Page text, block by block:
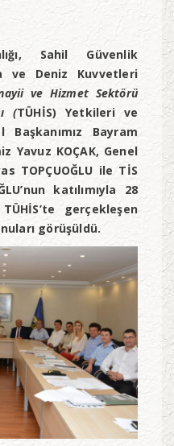
Sahil Güvenlik
ve Deniz Kuvvetleri
ve Hizmet Sektörü
(TÜHİS) Yetkileri ve
Başkanımız Bayram
Yavuz KOÇAK, Genel
TOPÇUOĞLU ile TİS
katılımıyla 28
gerçekleşen
görüşüldü.